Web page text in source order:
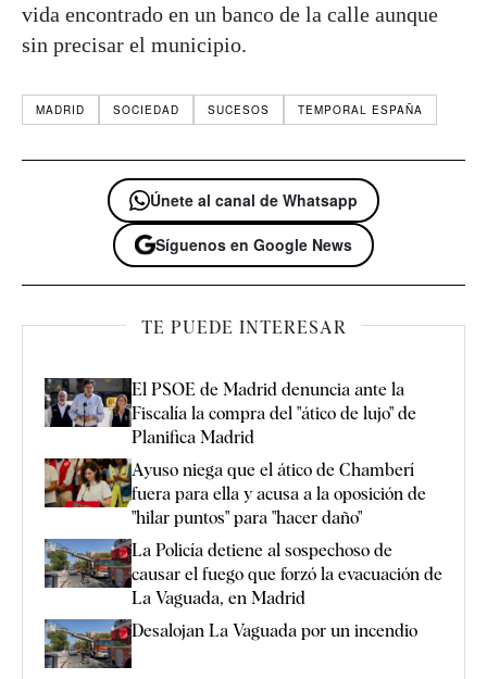
vida encontrado en un banco de la calle aunque
sin precisar el municipio.
MADRID SOCIEDAD SUCESOS TEMPORAL ESPAÑA
Únete al canal de Whatsapp
Síguenos en Google News
TE PUEDE INTERESAR
El PSOE de Madrid denuncia ante la
Fiscalía la compra del "ático de lujo" de
Planifica Madrid
Ayuso niega que el ático de Chamberí
fuera para ella y acusa a la oposición de
"hilar puntos" para "hacer daño"
La Policía detiene al sospechoso de
causar el fuego que forzó la evacuación de
La Vaguada, en Madrid
Desalojan La Vaguada por un incendio